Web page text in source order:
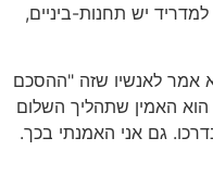
יש תחנות-ביניים,
אמר לאנשיו שזה "ההסכם
האמין שתהליך השלום
גם אני האמנתי בכך.